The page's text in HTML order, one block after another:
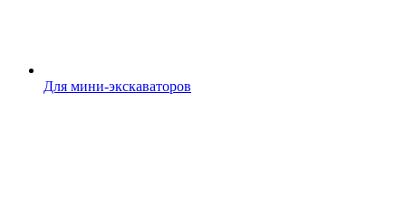
Для мини-экскаваторов